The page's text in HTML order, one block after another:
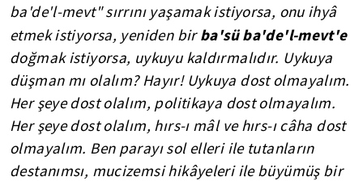
ba'de'l-mevt" sırrını yaşamak istiyorsa, onu ihyâ
etmek istiyorsa, yeniden birba'sü ba'de'l-mevt'e
doğmak istiyorsa, uykuyu kaldırmalıdır. Uykuya
düşman mı olalım? Hayır! Uykuya dost olmayalım.
Her şeye dost olalım, politikaya dost olmayalım.
Her şeye dost olalım, hırs-ı mâl ve hırs-ı câha dost
olmayalım. Ben parayı sol elleri ile tutanların
destanımsı, mucizemsi hikâyeleri ile büyümüş bir